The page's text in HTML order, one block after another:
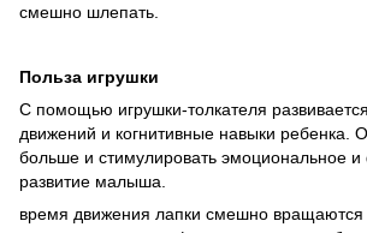
смешно шлепать.
Польза игрушки
С помощью игрушки-толкателя
движений и когнитивные навыки ребенка.
больше и стимулировать эмоциональное и
развитие малыша.
время движения лапки смешно